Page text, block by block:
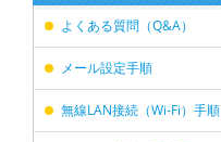
よくある質問（Q&A）
メール設定手順
無線LAN接続（Wi-Fi）手順